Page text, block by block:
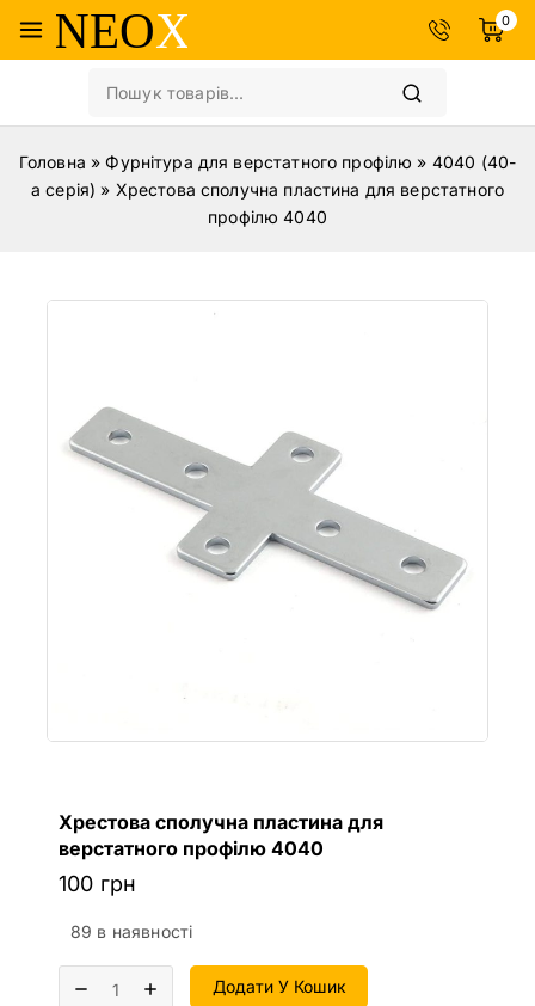
0
Головна »Фурнітура для верстатного профілю » 4040 (40-
а серія) » Хрестова сполучна пластина для верстатного
профілю 4040
Хрестова сполучна пластина для
верстатного профілю 4040
100 грн
89 в наявності
Додати У Кошик